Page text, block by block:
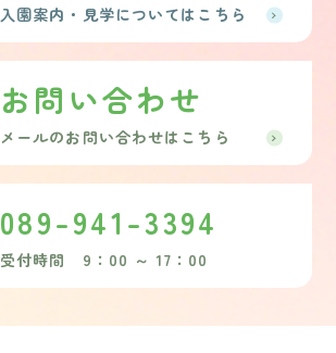
入園案内・見学についてはこちら
お問い合わせ
メールのお問い合わせはこちら
089-941-3394
受付時間 9：00 ～ 17：00